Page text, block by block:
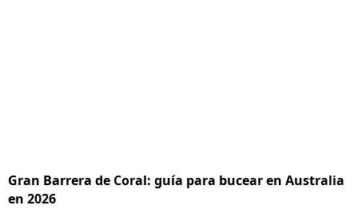
Gran Barrera de Coral: guía para bucear en Australia
en 2026